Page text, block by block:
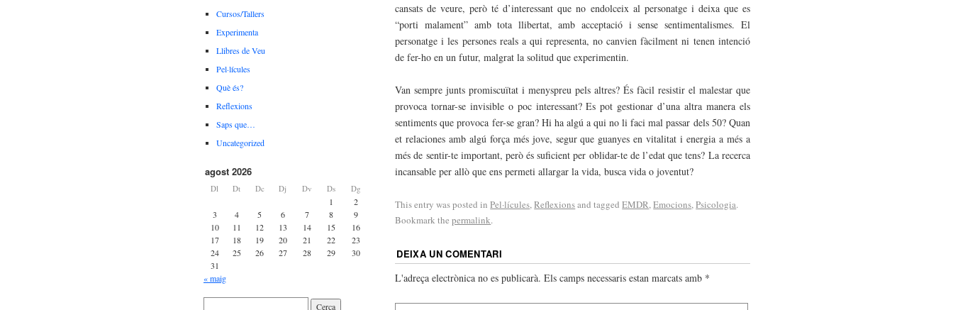
cansats de veure, però té d’interessant que no endolceix al personatge i deixa que es
“porti malament” amb tota llibertat, amb acceptació i sense sentimentalismes. El
personatge i les persones reals a qui representa, no canvien fàcilment ni tenen intenció
de fer-ho en un futur, malgrat la solitud que experimentin.
Van sempre junts promiscuïtat i menyspreu pels altres? És fàcil resistir el malestar que
provoca tornar-se invisible o poc interessant? Es pot gestionar d’una altra manera els
sentiments que provoca fer-se gran? Hi ha algú a qui no li faci mal passar dels 50? Quan
et relaciones amb algú força més jove, segur que guanyes en vitalitat i energia a més a
més de sentir-te important, però és suficient per oblidar-te de l’edat que tens? La recerca
incansable per allò que ens permeti allargar la vida, busca vida o joventut?
This entry was posted inPel·lícules,Reflexionsand taggedEMDR,Emocions,Psicologia.
Bookmark thepermalink.
DEIXA UN COMENTARI
L'adreça electrònica no es publicarà. Els camps necessaris estan marcats amb *
Cursos/Tallers
Experimenta
Llibres de Veu
Pel·lícules
Què és?
Reflexions
Saps que…
Uncategorized
agost 2026
Dl Dt Dc Dj Dv Ds Dg
1
2
3
4 5 6 7 8
9
10
11 12 13 14 15
16
17
18 19 20 21 22
23
24
25 26 27 28 29
30
31
« maig